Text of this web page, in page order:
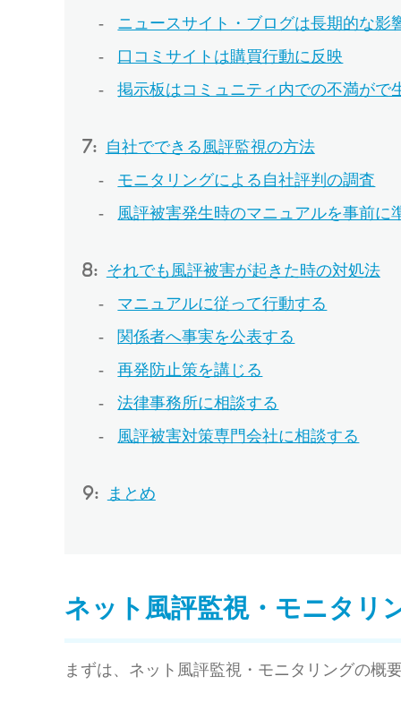
ニュースサイト・ブログは長期的な影
口コミサイトは購買行動に反映
掲示板はコミュニティ内での不満がで
自社でできる風評監視の方法
モニタリングによる自社評判の調査
風評被害発生時のマニュアルを事前に
それでも風評被害が起きた時の対処法
マニュアルに従って行動する
関係者へ事実を公表する
再発防止策を講じる
法律事務所に相談する
風評被害対策専門会社に相談する
まとめ
ネット風評監視・モニタリ
まずは、ネット風評監視・モニタリングの概